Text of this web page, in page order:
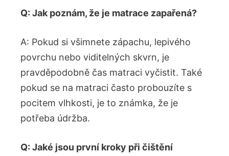
Q: Jak poznám, že je matrace zapařená?
A: Pokud si všimnete zápachu, lepivého
povrchu nebo viditelných skvrn, je
pravděpodobně čas matraci vyčistit. Také
pokud se na matraci často probouzíte s
pocitem vlhkosti, je to známka, že je
potřeba údržba.
Q: Jaké jsou první kroky při čištění